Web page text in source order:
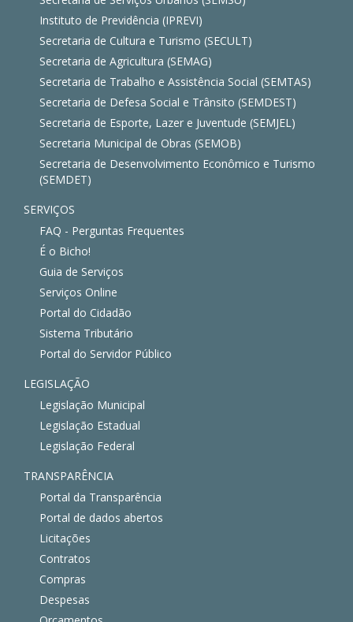
Instituto de Previdência (IPREVI)
Secretaria de Cultura e Turismo (SECULT)
Secretaria de Agricultura (SEMAG)
Secretaria de Trabalho e Assistência Social (SEMTAS)
Secretaria de Defesa Social e Trânsito (SEMDEST)
Secretaria de Esporte, Lazer e Juventude (SEMJEL)
Secretaria Municipal de Obras (SEMOB)
Secretaria de Desenvolvimento Econômico e Turismo
(SEMDET)
SERVIÇOS
FAQ - Perguntas Frequentes
É o Bicho!
Guia de Serviços
Serviços Online
Portal do Cidadão
Sistema Tributário
Portal do Servidor Público
LEGISLAÇÃO
Legislação Municipal
Legislação Estadual
Legislação Federal
TRANSPARÊNCIA
Portal da Transparência
Portal de dados abertos
Licitações
Contratos
Compras
Despesas